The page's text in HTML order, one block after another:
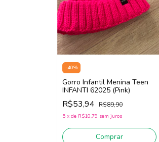
-40%
Gorro Infantil Menina Teen
INFANTI 62025 (Pink)
R$53,94 R$89,90
5 x de R$10,79 sem juros
Comprar